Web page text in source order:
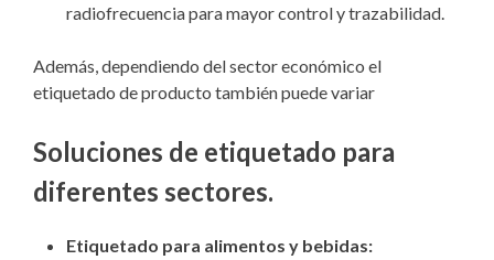
radiofrecuencia para mayor control y trazabilidad.
Además, dependiendo del sector económico el
etiquetado de producto también puede variar
Soluciones de etiquetado para
diferentes sectores.
Etiquetado para alimentos y bebidas: